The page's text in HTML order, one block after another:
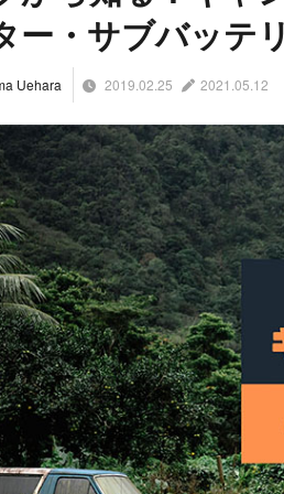
ー・サブバッテ
Uehara 2019.02.25 2021.05.12